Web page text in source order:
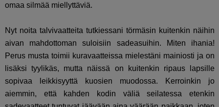
omaa silmää miellyttäviä.
Nyt noita talvivaatteita tutkiessani törmäsin kuitenkin näihin
aivan mahdottoman suloisiin sadeasuihin. Miten ihania!
Perus musta toimii kuravaatteissa mielestäni mainiosti ja on
lisäksi tyylikäs, mutta näissä on kuitenkin ripaus lapsille
sopivaa leikkisyyttä kuosien muodossa. Kerroinkin jo
aiemmin, että kahden kodin väliä seilatessa etenkin